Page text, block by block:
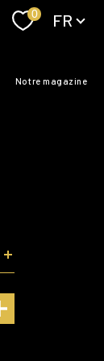
0 FR
notre magazine